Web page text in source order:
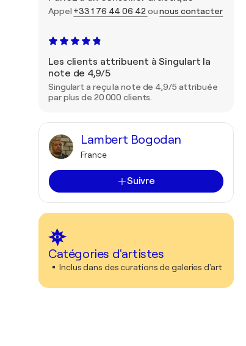
Appel +33 1 76 44 06 42 ounous contacter
Les clients attribuent à Singulart la
note de 4,9/5
Singulart a reçu la note de 4,9/5 attribuée
par plus de 20 000 clients.
Lambert Bogodan
France
Suivre
Catégories d'artistes
Inclus dans des curations de galeries d'art